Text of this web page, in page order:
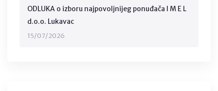
ODLUKA o izboru najpovoljnijeg ponuđača I M E L
d.o.o. Lukavac
15/07/2026